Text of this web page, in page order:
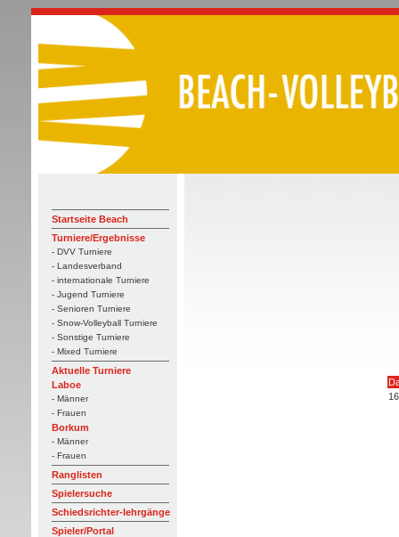
Startseite Beach
Turniere/Ergebnisse
- DVV Turniere
- Landesverband
- internationale Turniere
- Jugend Turniere
- Senioren Turniere
- Snow-Volleyball Turniere
- Sonstige Turniere
- Mixed Turniere
Aktuelle Turniere
Laboe
- Männer
- Frauen
Borkum
- Männer
- Frauen
Ranglisten
Spielersuche
Schiedsrichter-lehrgänge
Spieler/Portal